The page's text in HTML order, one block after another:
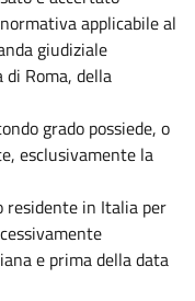
applicabile al
giudiziale
Roma, della
grado possiede, o
esclusivamente la
residente in Italia per
e prima della data